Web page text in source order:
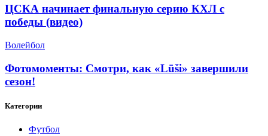
ЦСКА начинает финальную серию КХЛ с
победы (видео)
Волейбол
Фотомоменты: Смотри, как «Lūši» завершили
сезон!
Категории
Футбол